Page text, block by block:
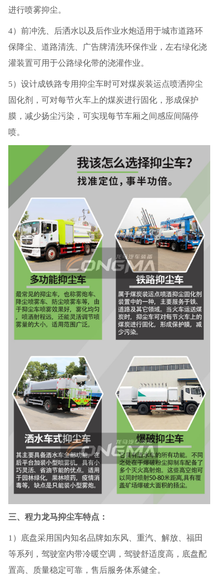
进行喷雾抑尘。
4）前冲洗、后洒水以及后作业水炮适用于城市道路环
保降尘、道路清洗、广告牌清洗环保作业，左右绿化浇
灌装置可用于公路绿化带的浇灌作业。
5）设计成铁路专用抑尘车时可对煤炭装运点喷洒抑尘
固化剂，可对每节火车上的煤炭进行固化，形成保护
膜，减少扬尘污染，可实现每节车厢之间感应间隔停
喷。
三、程力龙马抑尘车特点：
1）底盘采用国内知名品牌如东风、重汽、解放、福田
等系列，驾驶室内带冷暖空调，驾驶舒适度高，底盘配
置高、质量稳定可靠，售后服务体系健全。